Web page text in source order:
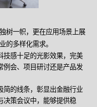
树一帜，更在应用场景上展
的多样化需求。
技感十足的光影效果，完美
例会、项目研讨还是产品发
简的线条，彰显出金融行业
决策会议中，能够提供稳